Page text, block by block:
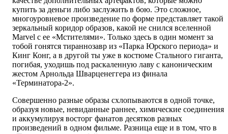
купить за деньги либо заслужить в бою. Это сложное,
многоуровневое произведение по форме представляет такой
зеркальный коридор образов, какой не снился вселенной
Marvel с ее «Мстителями». Только здесь в один момент за
тобой гонятся тираннозавр из «Парка Юрского периода» и
Кинг Конг, а в другой ты уже в костюме Стального гиганта,
погибая, уходишь под раскаленную лаву с каноническим
жестом Арнольда Шварценеггера из финала
«Терминатора-2».
Совершенно разные образы схлопываются в одной точке,
образуя новые, невиданные раннее, химические соединения
и аккумулируя восторг фанатов десятков разных
произведений в одном фильме. Разница еще и в том, что в